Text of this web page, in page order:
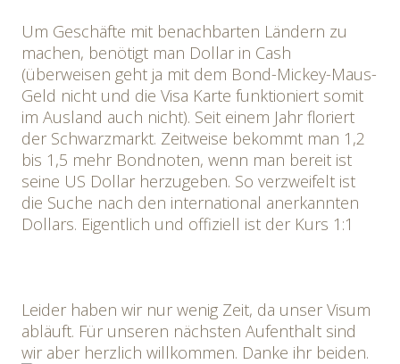
Um Geschäfte mit benachbarten Ländern zu
machen, benötigt man Dollar in Cash
(überweisen geht ja mit dem Bond-Mickey-Maus-
Geld nicht und die Visa Karte funktioniert somit
im Ausland auch nicht). Seit einem Jahr floriert
der Schwarzmarkt. Zeitweise bekommt man 1,2
bis 1,5 mehr Bondnoten, wenn man bereit ist
seine US Dollar herzugeben. So verzweifelt ist
die Suche nach den international anerkannten
Dollars. Eigentlich und offiziell ist der Kurs 1:1
Leider haben wir nur wenig Zeit, da unser Visum
abläuft. Für unseren nächsten Aufenthalt sind
wir aber herzlich willkommen. Danke ihr beiden.